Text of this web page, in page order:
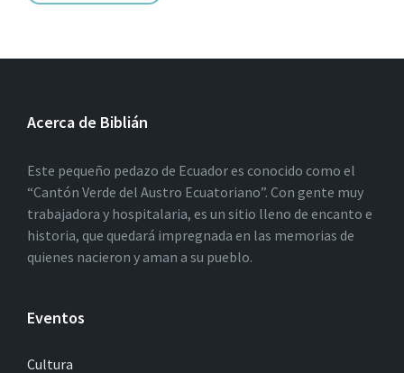
Acerca de Biblián
Este pequeño pedazo de Ecuador es conocido como el
“Cantón Verde del Austro Ecuatoriano”. Con gente muy
trabajadora y hospitalaria, es un sitio lleno de encanto e
historia, que quedará impregnada en las memorias de
quienes nacieron y aman a su pueblo.
Eventos
Cultura